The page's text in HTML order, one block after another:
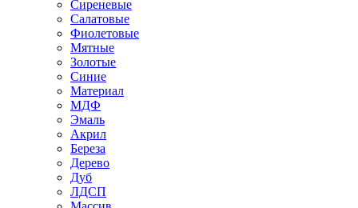
Сиреневые
Салатовые
Фиолетовые
Мятные
Золотые
Синие
Материал
МДФ
Эмаль
Акрил
Береза
Дерево
Дуб
ЛДСП